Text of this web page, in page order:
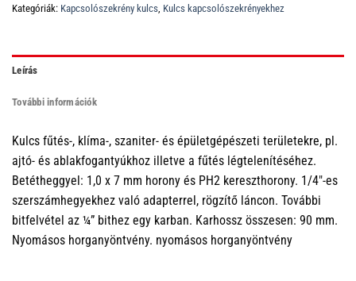
Kategóriák: Kapcsolószekrény kulcs, Kulcs kapcsolószekrényekhez
Leírás
További információk
Kulcs fűtés-, klíma-, szaniter- és épületgépészeti területekre, pl.
ajtó- és ablakfogantyúkhoz illetve a fűtés légtelenítéséhez.
Betétheggyel: 1,0 x 7 mm horony és PH2 kereszthorony. 1/4″-es
szerszámhegyekhez való adapterrel, rögzítő láncon. További
bitfelvétel az ¼” bithez egy karban. Karhossz összesen: 90 mm.
Nyomásos horganyöntvény. nyomásos horganyöntvény